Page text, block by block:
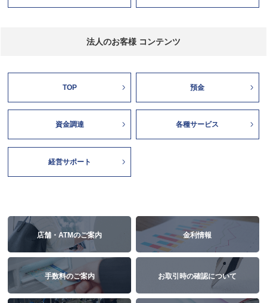
法人のお客様 コンテンツ
TOP 預金
資金調達 各種サービス
経営サポート
店舗・ATMのご案内 金利情報
手数料のご案内 お取引時の確認について